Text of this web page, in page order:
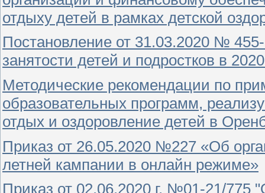
отдыху детей в рамках детской
Постановление от 31.03.2020 №
занятости детей и подростков в
Методические рекомендации по
образовательных программ,
отдых и оздоровление детей в
Приказ от 26.05.2020 №227 «Об
летней кампании в онлайн режиме»
Приказ от 02.06.2020 г. №01-21/775